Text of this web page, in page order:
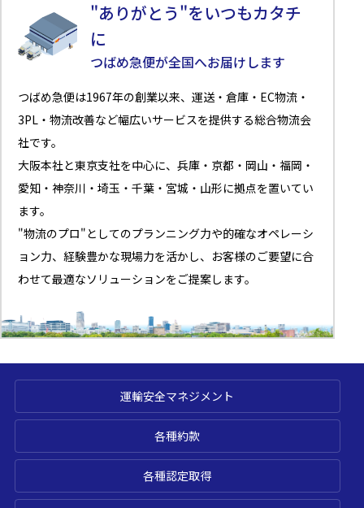
"ありがとう"をいつもカタチ
に
つばめ急便が全国へお届けします
つばめ急便は1967年の創業以来、運送・倉庫・EC物流・
3PL・物流改善など幅広いサービスを提供する総合物流会
社です。
大阪本社と東京支社を中心に、兵庫・京都・岡山・福岡・
愛知・神奈川・埼玉・千葉・宮城・山形に拠点を置いてい
ます。
"物流のプロ"としてのプランニング力や的確なオペレーシ
ョン力、経験豊かな現場力を活かし、お客様のご要望に合
わせて最適なソリューションをご提案します。
運輸安全マネジメント
各種約款
各種認定取得